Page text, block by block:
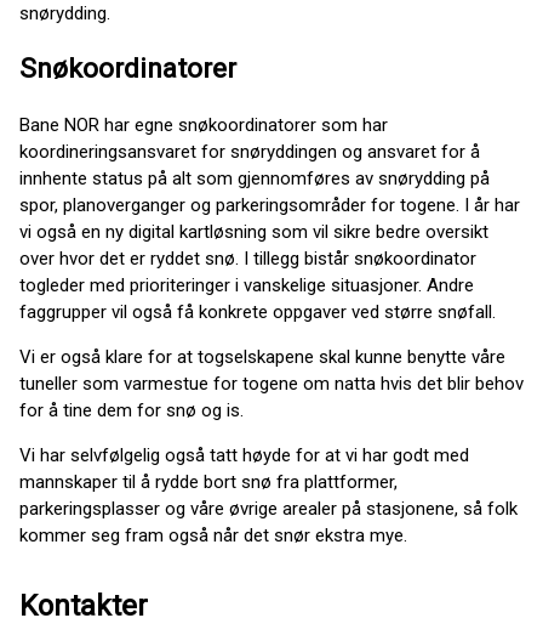
snørydding.
Snøkoordinatorer
Bane NOR har egne snøkoordinatorer som har
koordineringsansvaret for snøryddingen og ansvaret for å
innhente status på alt som gjennomføres av snørydding på
spor, planoverganger og parkeringsområder for togene. I år har
vi også en ny digital kartløsning som vil sikre bedre oversikt
over hvor det er ryddet snø. I tillegg bistår snøkoordinator
togleder med prioriteringer i vanskelige situasjoner. Andre
faggrupper vil også få konkrete oppgaver ved større snøfall.
Vi er også klare for at togselskapene skal kunne benytte våre
tuneller som varmestue for togene om natta hvis det blir behov
for å tine dem for snø og is.
Vi har selvfølgelig også tatt høyde for at vi har godt med
mannskaper til å rydde bort snø fra plattformer,
parkeringsplasser og våre øvrige arealer på stasjonene, så folk
kommer seg fram også når det snør ekstra mye.
Kontakter